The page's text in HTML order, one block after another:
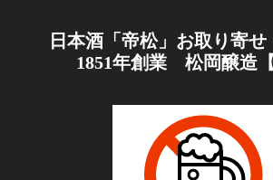
日本酒「帝松」お取り寄せ
1851年創業 松岡醸造【